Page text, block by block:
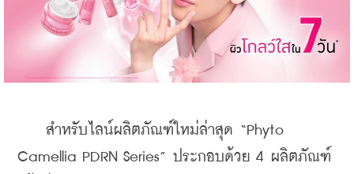
สำหรับไลน์ผลิตภัณฑ์ใหม่ล่าสุด “Phyto
Camellia PDRN Series” ประกอบด้วย 4 ผลิตภัณฑ์